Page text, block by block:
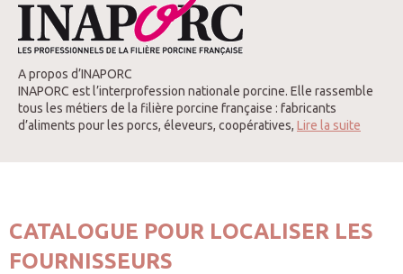
A propos d’INAPORC
INAPORC est l’interprofession nationale porcine. Elle rassemble
tous les métiers de la filière porcine française : fabricants
d’aliments pour les porcs, éleveurs, coopératives, Lire la suite
CATALOGUE POUR LOCALISER LES
FOURNISSEURS